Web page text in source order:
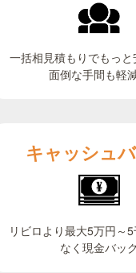
一括相見積もりでもっと
面倒な手間も軽減
キャッシュ
リビロより最大5万円～
なく現金バック